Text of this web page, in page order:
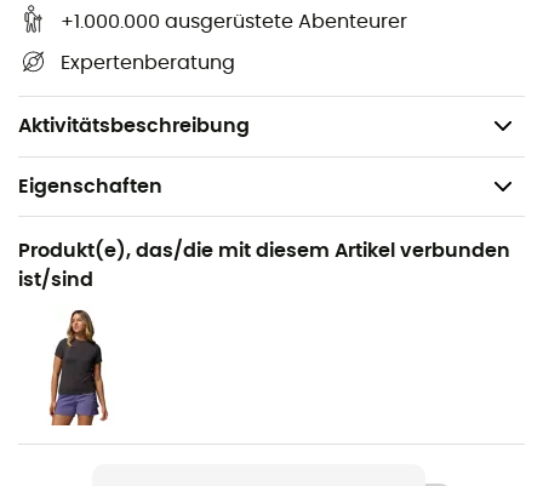
+1.000.000 ausgerüstete Abenteurer
Expertenberatung
Aktivitätsbeschreibung
Polyurethan
Gewicht: 2 x 188 g (38)
Eigenschaften
Geeignet für
Wandern / Reise
Geschlecht
Damen
Gewicht
2 x 188 g
Produkt(e), das/die mit diesem Artikel verbunden
ist/sind